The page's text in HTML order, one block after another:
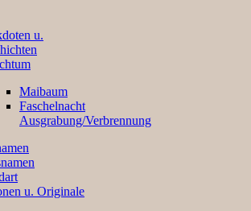
u.
Maibaum
Faschelnacht
Ausgrabung/Verbrennung
u. Originale